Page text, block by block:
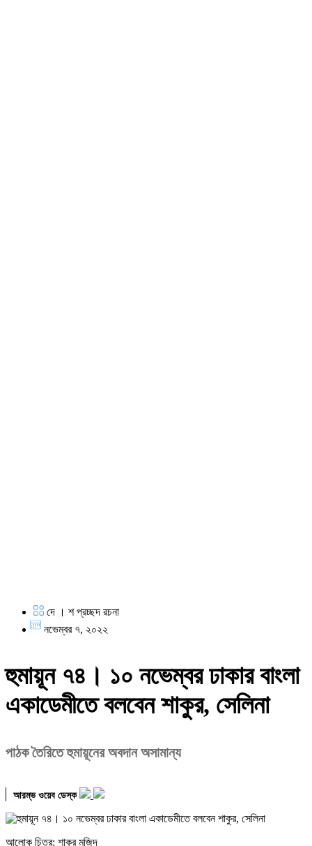
দে । শ প্রচ্ছদ রচনা
নভেম্বর ৭, ২০২২
হুমায়ূন ৭৪। ১০ নভেম্বর ঢাকার বাংলা
একাডেমীতে বলবেন শাকুর, সেলিনা
পাঠক তৈরিতে হুমায়ূনের অবদান অসামান্য
আরম্ভ ওয়েব ডেস্ক
আলোক চিত্র: শাকুর মজিদ